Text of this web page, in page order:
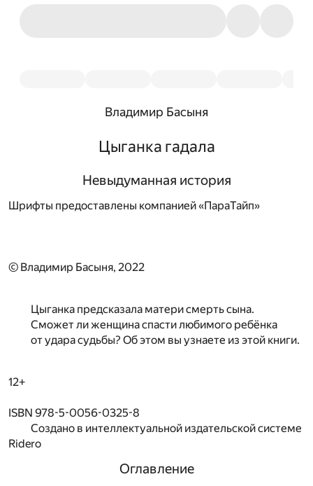
Владимир Басыня
Цыганка гадала
Невыдуманная история
Шрифты предоставлены компанией «ПараТайп»
© Владимир Басыня, 2022
Цыганка предсказала матери смерть сына.
Сможет ли женщина спасти любимого ребёнка
от удара судьбы? Об этом вы узнаете из этой книги.
12+
ISBN 978-5-0056-0325-8
Создано в интеллектуальной издательской системе
Ridero
Оглавление